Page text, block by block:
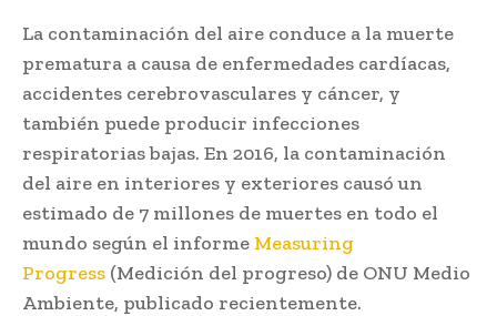
La contaminación del aire conduce a la muerte
prematura a causa de enfermedades cardíacas,
accidentes cerebrovasculares y cáncer, y
también puede producir infecciones
respiratorias bajas. En 2016, la contaminación
del aire en interiores y exteriores causó un
estimado de 7 millones de muertes en todo el
mundo según el informe Measuring
Progress (Medición del progreso) de ONU Medio
Ambiente, publicado recientemente.